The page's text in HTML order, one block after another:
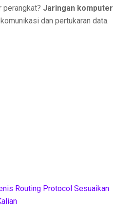
perangkat? Jaringan komputer
dan pertukaran data.
Routing Protocol Sesuaikan